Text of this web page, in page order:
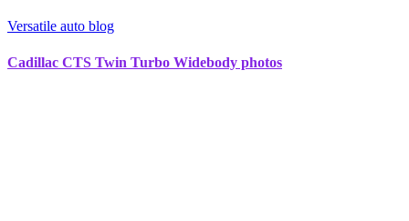
Versatile auto blog
Cadillac CTS Twin Turbo Widebody photos